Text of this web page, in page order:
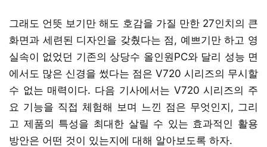
그래도 언뜻 보기만 해도 호감을 가질 만한 27인치의 큰
화면과 세련된 디자인을 갖췄다는 점, 예쁘기만 하고 영
실속이 없었던 기존의 상당수 올인원PC와 달리 성능 면
에서도 많은 신경을 썼다는 점은 V720 시리즈의 무시할
수 없는 매력이다. 다음 기사에서는 V720 시리즈의 주
요 기능을 직접 체험해 보며 느낀 점은 무엇인지, 그리
고 제품의 특성을 최대한 살릴 수 있는 효과적인 활용
방안은 어떤 것이 있는지에 대해 알아보도록 하자.